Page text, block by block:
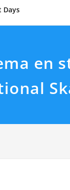
Days
en